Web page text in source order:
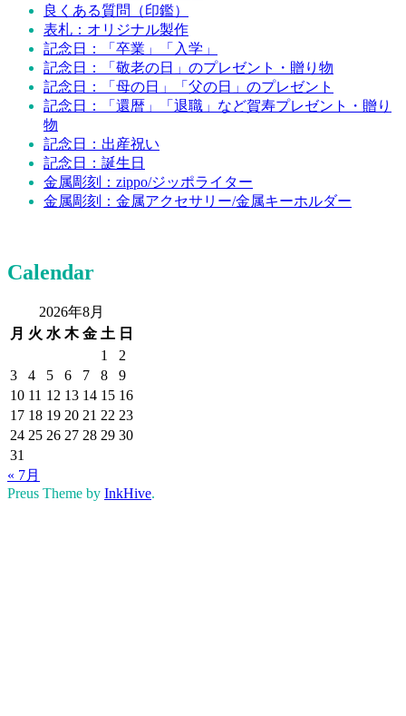
良くある質問（印鑑）
表札：オリジナル製作
記念日：「卒業」「入学」
記念日：「敬老の日」のプレゼント・贈り物
記念日：「母の日」「父の日」のプレゼント
記念日：「還暦」「退職」など賀寿プレゼント・贈り
物
記念日：出産祝い
記念日：誕生日
金属彫刻：zippo/ジッポライター
金属彫刻：金属アクセサリー/金属キーホルダー
Calendar
2026年8月
月 火 水 木 金 土 日
1
2
3
4 5 6 7 8
9
10 11 12 13 14 15 16
17 18 19 20 21 22 23
24 25 26 27 28 29 30
31
« 7月
Preus Theme by InkHive.